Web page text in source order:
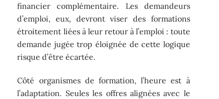
financier complémentaire. Les demandeurs
d’emploi, eux, devront viser des formations
étroitement liées à leur retour à l’emploi : toute
demande jugée trop éloignée de cette logique
risque d’être écartée.
Côté organismes de formation, l’heure est à
l’adaptation. Seules les offres alignées avec le